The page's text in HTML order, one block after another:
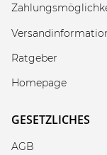
Ratgeber
Homepage
GESETZLICHES
AGB